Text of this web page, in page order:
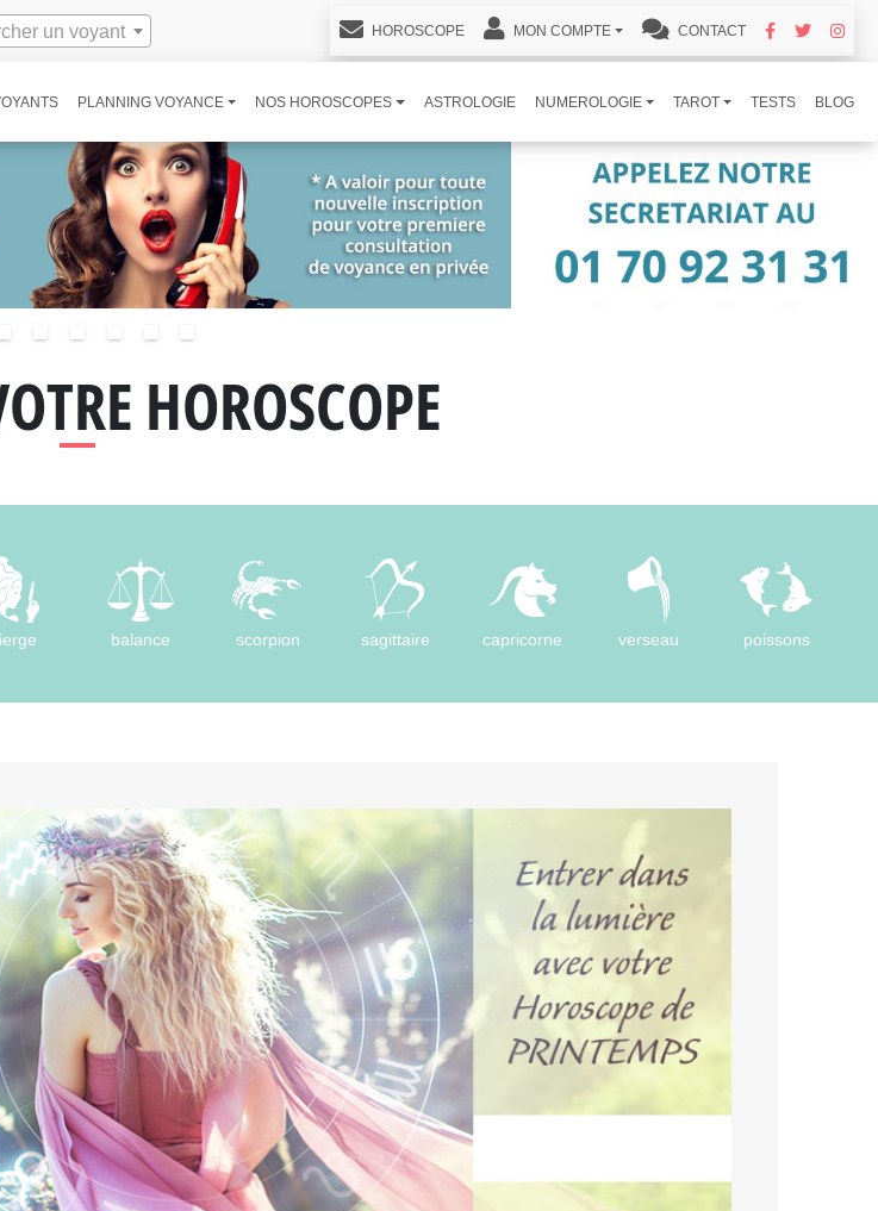
un voyant HOROSCOPE MON COMPTE CONTACT
PLANNING VOYANCE NOS HOROSCOPES ASTROLOGIE NUMEROLOGIE TAROT TESTS BLOG
HOROSCOPE
balance scorpion sagittaire capricorne verseau poissons